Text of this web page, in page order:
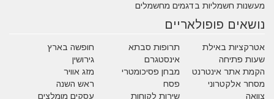
מעשנות חשמליות בדגמים מחשמלים
נושאים פופולאריים
אטרקציות באילת תרופות סבתא
חופשה בארץ
שעות פתיחה
אינסטגרם
גירושין
הקמת אתר אינטרנט
מבחן פסיכומטרי
מזג אוויר
מסחר אלקטרוני
פסח
ראש השנה
צוואה
שירות לקוחות
עסקים מומלצים